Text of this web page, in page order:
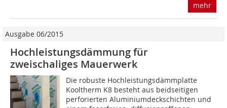
mehr
Ausgabe 06/2015
Hochleistungsdämmung für
zweischaliges Mauerwerk
Die robuste Hochleistungsdämmplatte
Kooltherm K8 besteht aus beidseitigen
perforierten Aluminiumdeckschichten und